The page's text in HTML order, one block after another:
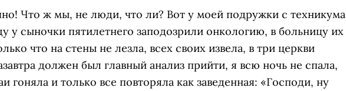
Что ж мы, не люди, что ли? Вот у моей подружки с техникума
у сыночки пятилетнего заподозрили онкологию, в больницу их
что на стены не лезла, всех своих извела, в три церкви
должен был главный анализ прийти, я всю ночь не спала,
гоняла и только все повторяла как заведенная: «Господи, ну